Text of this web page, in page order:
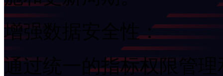
增强数据安全性：
通过统一的指标权限管理